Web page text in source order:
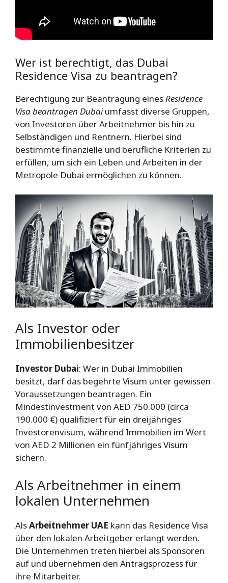
Wer ist berechtigt, das Dubai
Residence Visa zu beantragen?
Berechtigung zur Beantragung einesResidence
Visa beantragen Dubaiumfasst diverse Gruppen,
von Investoren über Arbeitnehmer bis hin zu
Selbständigen und Rentnern. Hierbei sind
bestimmte finanzielle und berufliche Kriterien zu
erfüllen, um sich ein Leben und Arbeiten in der
Metropole Dubai ermöglichen zu können.
Als Investor oder
Immobilienbesitzer
Investor Dubai: Wer in Dubai Immobilien
besitzt, darf das begehrte Visum unter gewissen
Voraussetzungen beantragen. Ein
Mindestinvestment von AED 750.000 (circa
190.000 €) qualifiziert für ein dreijähriges
Investorenvisum, während Immobilien im Wert
von AED 2 Millionen ein fünfjähriges Visum
sichern.
Als Arbeitnehmer in einem
lokalen Unternehmen
AlsArbeitnehmer UAE kann das Residence Visa
über den lokalen Arbeitgeber erlangt werden.
Die Unternehmen treten hierbei als Sponsoren
auf und übernehmen den Antragsprozess für
ihre Mitarbeiter.